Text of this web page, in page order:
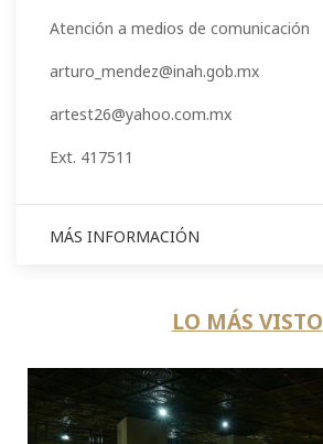
Atención a medios de comunicación
arturo_mendez@inah.gob.mx
artest26@yahoo.com.mx
Ext. 417511
MÁS INFORMACIÓN
LO MÁS VISTO